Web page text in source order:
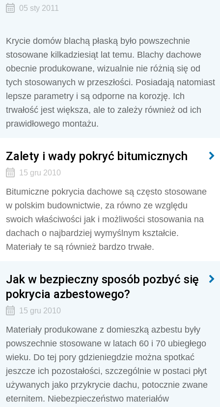
05 sty 2011
Krycie domów blachą płaską było powszechnie
stosowane kilkadziesiąt lat temu. Blachy dachowe
obecnie produkowane, wizualnie nie różnią się od
tych stosowanych w przeszłości. Posiadają natomiast
lepsze parametry i są odporne na korozję. Ich
trwałość jest większa, ale to zależy również od ich
prawidłowego montażu.
Zalety i wady pokryć bitumicznych
15 gru 2010
Bitumiczne pokrycia dachowe są często stosowane
w polskim budownictwie, za równo ze względu
swoich właściwości jak i możliwości stosowania na
dachach o najbardziej wymyślnym kształcie.
Materiały te są również bardzo trwałe.
Jak w bezpieczny sposób pozbyć się
pokrycia azbestowego?
15 gru 2010
Materiały produkowane z domieszką azbestu były
powszechnie stosowane w latach 60 i 70 ubiegłego
wieku. Do tej pory gdzieniegdzie można spotkać
jeszcze ich pozostałości, szczególnie w postaci płyt
używanych jako przykrycie dachu, potocznie zwane
eternitem. Niebezpieczeństwo materiałów